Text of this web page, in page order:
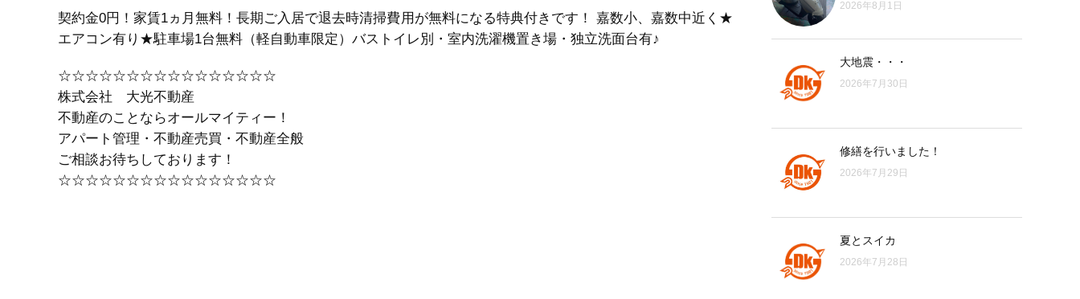
契約金0円！家賃1ヵ月無料！長期ご入居で退去時清掃費用が無料になる特典付きです！ 嘉数小、嘉数中近く★
エアコン有り★駐車場1台無料（軽自動車限定）バストイレ別・室内洗濯機置き場・独立洗面台有♪
☆☆☆☆☆☆☆☆☆☆☆☆☆☆☆☆
株式会社 大光不動産
不動産のことならオールマイティー！
アパート管理・不動産売買・不動産全般
ご相談お待ちしております！
☆☆☆☆☆☆☆☆☆☆☆☆☆☆☆☆
2026年8月1日
大地震・・・
2026年7月30日
修繕を行いました！
2026年7月29日
夏とスイカ
2026年7月28日